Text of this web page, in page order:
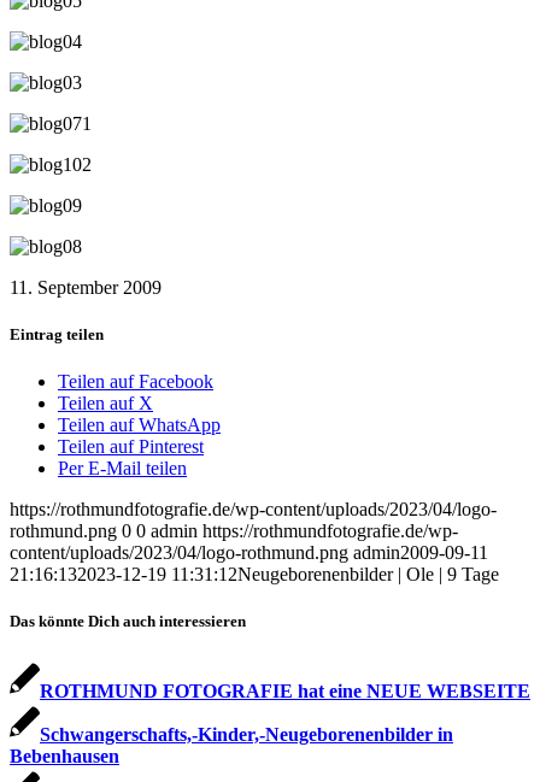
11. September 2009
Eintrag teilen
Teilen auf Facebook
Teilen auf X
Teilen auf WhatsApp
Teilen auf Pinterest
Per E-Mail teilen
https://rothmundfotografie.de/wp-content/uploads/2023/04/logo-
rothmund.png 0 0 admin https://rothmundfotografie.de/wp-
content/uploads/2023/04/logo-rothmund.png admin2009-09-11
21:16:132023-12-19 11:31:12Neugeborenenbilder | Ole | 9 Tage
Das könnte Dich auch interessieren
ROTHMUND FOTOGRAFIE hat eine NEUE WEBSEITE
Schwangerschafts,-Kinder,-Neugeborenenbilder in
Bebenhausen